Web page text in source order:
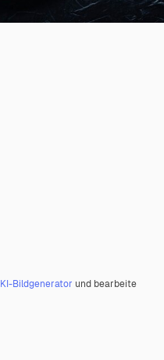
KI-Bildgenerator und bearbeite